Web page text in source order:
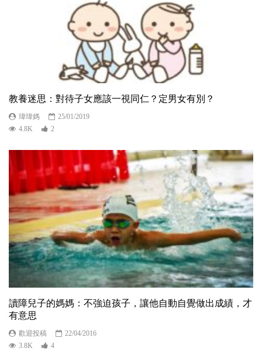
教養迷思：對待子女應該一視同仁？定男女有別？
瑋瑋媽
25/01/2019
4.8K
2
讀障兒子的媽媽：不強迫孩子，讓他自動自覺做出成績，才
有意思
歡迎投稿
22/04/2016
3.8K
4